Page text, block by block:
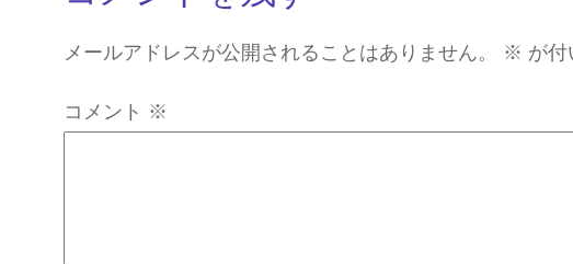
メールアドレスが公開されることはありません。 ※ が付
コメント ※